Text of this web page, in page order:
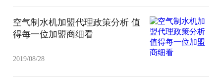
空气制水机加盟代理政策分析 值
得每一位加盟商细看
2019/08/28